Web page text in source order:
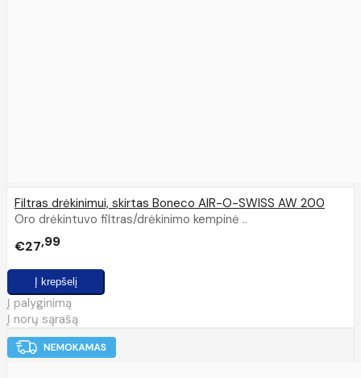
Filtras drėkinimui, skirtas Boneco AIR-O-SWISS AW 200
Oro drėkintuvo filtras/drėkinimo kempinė ..
€27 99
Į palyginimą
Į norų sąrašą